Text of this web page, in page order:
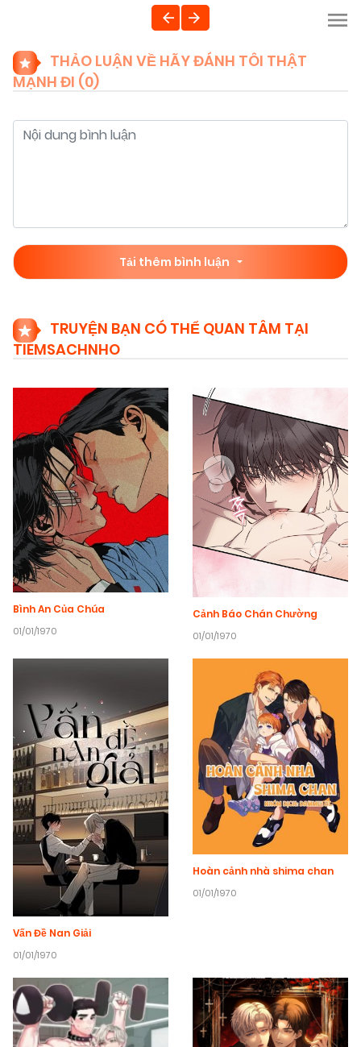
THẢO LUẬN VỀ HÃY ĐÁNH TÔI THẬT
MẠNH ĐI (0)
Tải thêm bình luận
TRUYỆN BẠN CÓ THỂ QUAN TÂM TẠI
TIEMSACHNHO
Bình An Của Chúa
01/01/1970
Cảnh Báo Chán Chường
01/01/1970
Vấn Đề Nan Giải
01/01/1970
Hoàn cảnh nhà shima chan
01/01/1970